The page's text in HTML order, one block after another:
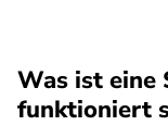
Was ist eine
funktioniert